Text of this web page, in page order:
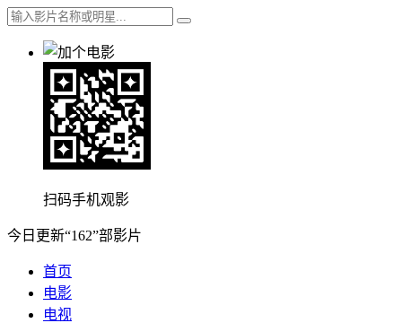
扫码手机观影
今日更新“162”部影片
首页
电影
电视